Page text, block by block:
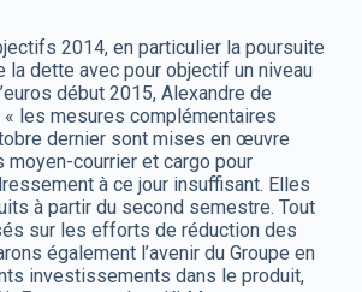
2014, en particulier la poursuite
la dette avec pour objectif un niveau
début 2015, Alexandre de
« les mesures complémentaires
dernier sont mises en œuvre
courrier et cargo pour
à ce jour insuffisant. Elles
à partir du second semestre. Tout
sur les efforts de réduction des
également l’avenir du Groupe en
investissements dans le produit,